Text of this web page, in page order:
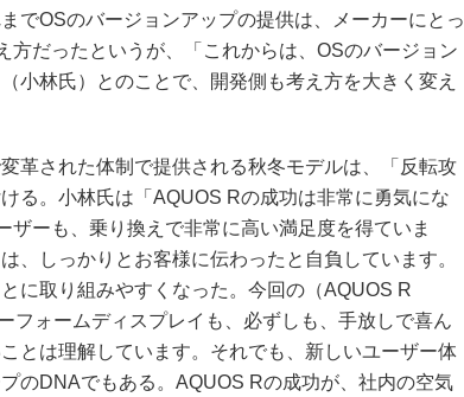
でOSのバージョンアップの提供は、メーカーにとっ
方だったというが、「これからは、OSのバージョン
小林氏）とのことで、開発側も考え方を大きく変え
革された体制で提供される秋冬モデルは、「反転攻
る。小林氏は「AQUOS Rの成功は非常に勇気にな
ザーも、乗り換えで非常に高い満足度を得ていま
、しっかりとお客様に伝わったと自負しています。
に取り組みやすくなった。今回の（AQUOS R
フォームディスプレイも、必ずしも、手放しで喜ん
とは理解しています。それでも、新しいユーザー体
のDNAでもある。AQUOS Rの成功が、社内の空気